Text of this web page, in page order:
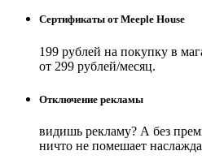
Сертификаты от Meeple House
199 рублей на покупку в
от 299 рублей/месяц.
Отключение рекламы
видишь рекламу? А без
ничто не помешает